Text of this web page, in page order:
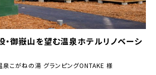
・御嶽山を望む温泉ホテルリノベーシ
こがねの湯 グランピングONTAKE 様